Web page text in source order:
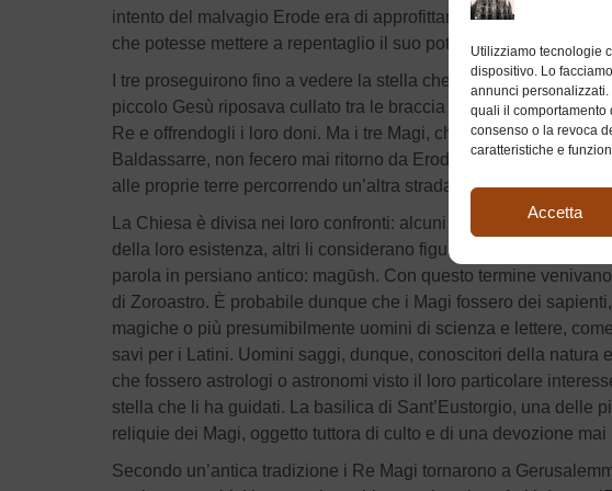
Utilizziamo tecnologie
dispositivo. Lo
annunci
quali il comportamento
consenso o la revoca
caratteristiche e
Accetta
intento del malvagio Erode era di approfittare dei tre uomini per
che potesse mettere a repentaglio il suo potere.
I tre proseguirono fino a vedere la stella che avevano seguito
piccolo Gesù riposava cullato tra le braccia di Maria. Entrarono
Re e offrendogli i loro doni. Ma i tre Magi, che ci sono stati
Baldassarre, non fecero mai ritorno da Erode. Un sogno
alle proprie terre percorrendo un’altra
La Chiesa è divisa nei loro confronti: alcuni studiosi
della loro esistenza, altri li considerano figure secondarie e
parola in persiano antico: magūsh. Con questo termine
di Zoroastro. È probabile dunque che i Magi fossero dei
magiche o più presumibilmente uomini di scienza e lettere,
savi per i Latini. Uomini saggi, dunque, conoscitori della natura
che fossero astrologi o astronomi visto il loro particolare
stella che li ha guidati. La basilica di Sant’Eustorgio, una delle
reliquie dei Magi, oggetto tuttora di culto e di una devozione mai
Secondo un’antica tradizione i Re Magi tornarono a